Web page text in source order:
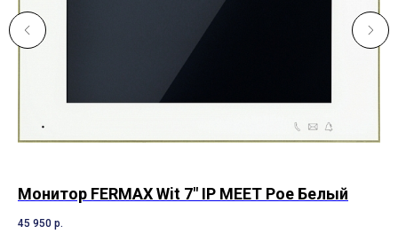
Монитор FERMAX Wit 7" IP MEET Poe Белый
45 950 р.